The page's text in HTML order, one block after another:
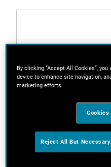
By clicking “Accept All Cookies”,
device to enhance site navigation,
marketing efforts.
Reject All But Necessary